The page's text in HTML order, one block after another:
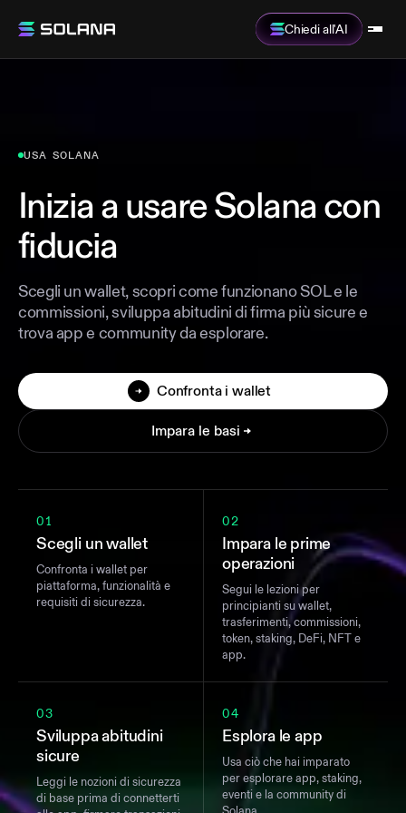
Chiedi all'AI
USA SOLANA
Inizia a usare Solana con
fiducia
Scegli un wallet, scopri come funzionano SOL e le
commissioni, sviluppa abitudini di firma più sicure e
trova app e community da esplorare.
Confronta i wallet
Impara le basi
01
Scegli un wallet
Confronta i wallet per
piattaforma, funzionalità e
requisiti di sicurezza.
02
Impara le prime
operazioni
Segui le lezioni per
principianti su wallet,
trasferimenti, commissioni,
token, staking, DeFi, NFT e
app.
03
Sviluppa abitudini
sicure
Leggi le nozioni di sicurezza
di base prima di connetterti
04
Esplora le app
Usa ciò che hai imparato
per esplorare app, staking,
eventi e la community di